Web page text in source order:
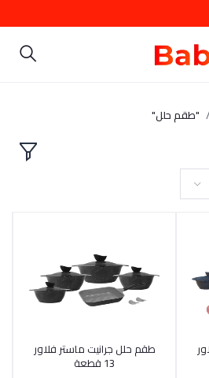
"طقم حلل"
أضف إلى السلة
طقم حلل جرانيت ماستر فلاور
13 قطعة